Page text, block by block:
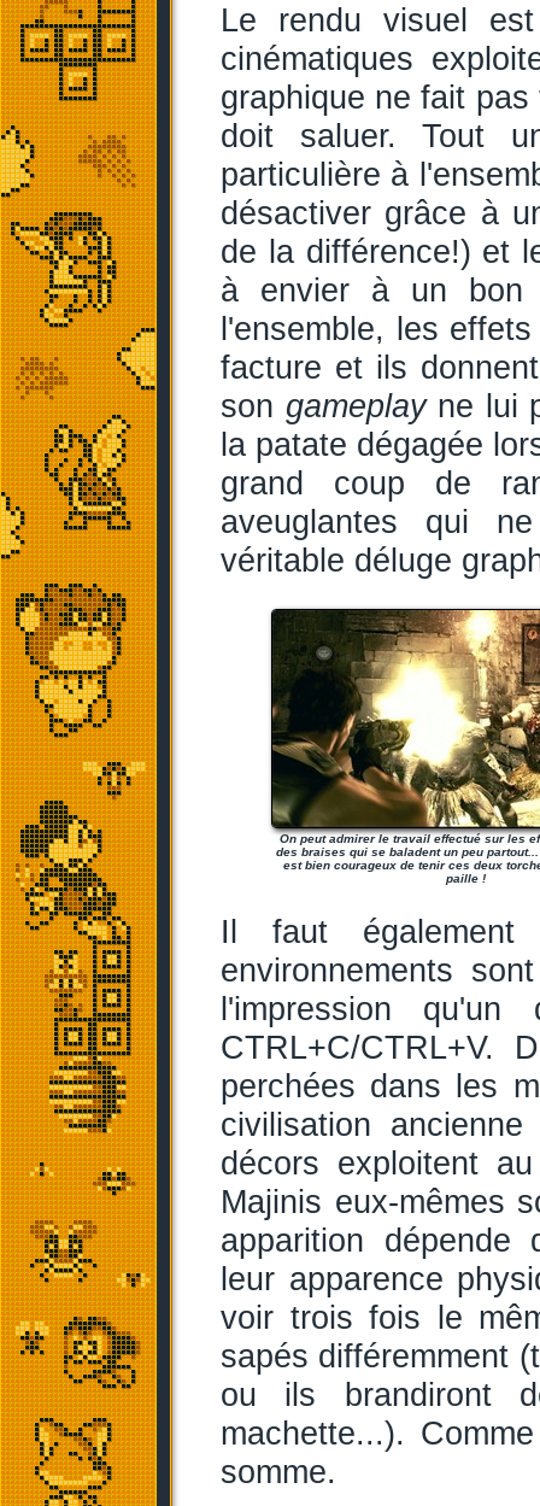
Le rendu visuel
cinématiques
graphique ne fait
doit saluer. Tout
particulière à
désactiver grâce à
de la différence!) et
à envier à un
l'ensemble, les
facture et ils
son gameplayne lui
la patate dégagée
grand coup de
aveuglantes qui
véritable déluge
On peut admirer le travail effectué sur les
des braises qui se baladent un peu
est bien courageux de tenir ces deux
paille !
Il faut également
environnements
l'impression
CTRL+C/CTRL+V.
perchées dans les
civilisation
décors exploitent
Majinis eux-mêmes
apparition dépende
leur apparence
voir trois fois le
sapés différemment
ou ils brandiront
machette...).
somme.